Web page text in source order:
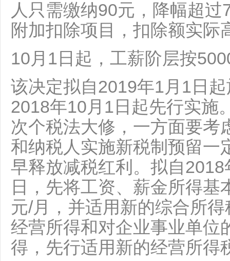
人只需缴纳90元，降幅超
附加扣除项目，扣除额实际
10月1日起，工薪阶层按
该决定拟自2019年1月1日
2018年10月1日起先行实施
次个税法大修，一方面要考
和纳税人实施新税制预留一
早释放减税红利。拟自
日，先将工资、薪金所得
元/月，并适用新的综合所
经营所得和对企业事业单位
得，先行适用新的经营所得